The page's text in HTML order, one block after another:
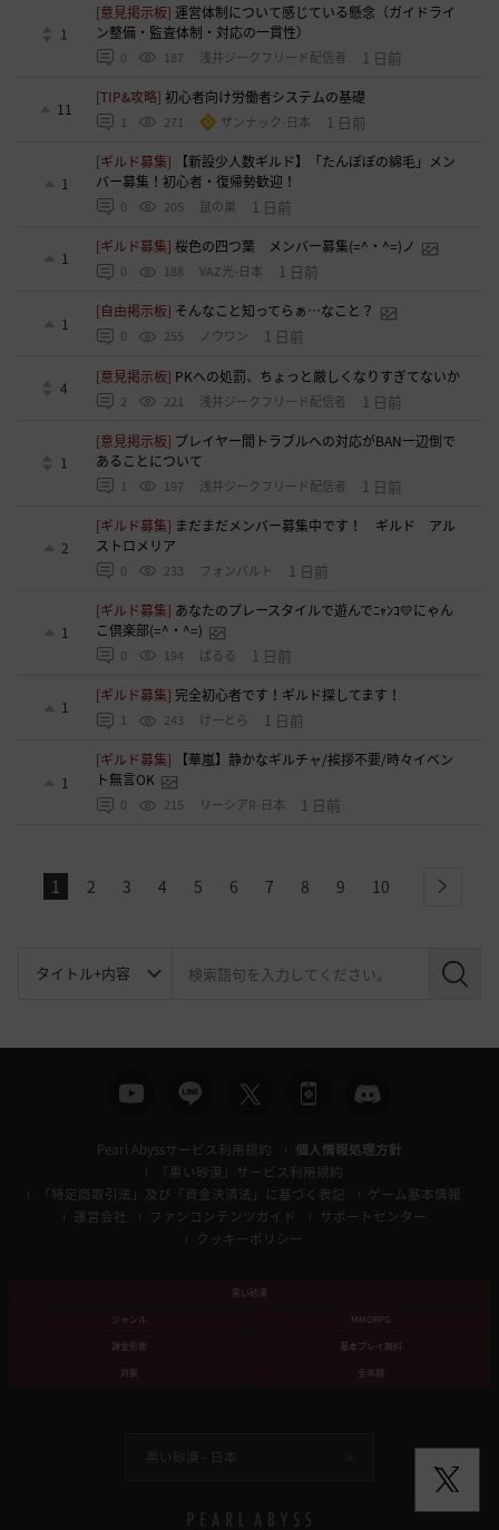
1
[意見掲示板]運営体制について感じている懸念（ガイドライ
ン整備・監査体制・対応の一貫性）
0 187 浅井ジークフリード配信者 1 日前
11
[TIP&攻略]初心者向け労働者システムの基礎
1 271 ザンナック-日本 1 日前
1
[ギルド募集]
【新設少人数ギルド】「たんぽぽの綿毛」メン
バー募集！初心者・復帰勢歓迎！
0 205 鼠の巣 1 日前
1
[ギルド募集]桜色の四つ葉 メンバー募集(=^・^=)ノ
0 188 VAZ光-日本 1 日前
1
[自由掲示板] そんなこと知ってらぁ…なこと？
0 255 ノウワン 1 日前
4
[意見掲示板] PKへの処罰、ちょっと厳しくなりすぎてないか
2 221 浅井ジークフリード配信者 1 日前
1
[意見掲示板] プレイヤー間トラブルへの対応がBAN一辺倒で
あることについて
1 197 浅井ジークフリード配信者 1 日前
2
[ギルド募集] まだまだメンバー募集中です！ ギルド アル
ストロメリア
0 233 フォンバルト 1 日前
1
[ギルド募集] あなたのプレースタイルで遊んでﾆｬﾝｺ💛にゃん
こ倶楽部(=^・^=)
0 194 ぱるる 1 日前
1
[ギルド募集] 完全初心者です！ギルド探してます！
1 243 けーとら 1 日前
1
[ギルド募集]
【華嵐】静かなギルチャ/挨拶不要/時々イベン
ト無言OK
0 215 リーシアR-日本 1 日前
1 2 3 4 5 6 7 8 9 10 next
検
Pearl Abyssサービス利用規約
個人情報処理方針
「黒い砂漠」サービス利用規約
「特定商取引法」及び「資金決済法」に基づく表記
ゲーム基本情報
運営会社
ファンコンテンツガイド
サポートセンター
クッキーポリシー
黒い砂漠
ジャンル
MMORPG
課金形態
基本プレイ無料
対象
全年齢
黒い砂漠 - 日本